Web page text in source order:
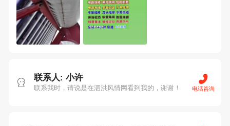
联系人: 小许
联系我时，请说是在泗洪风情网看到我的，谢谢！ 电话咨询